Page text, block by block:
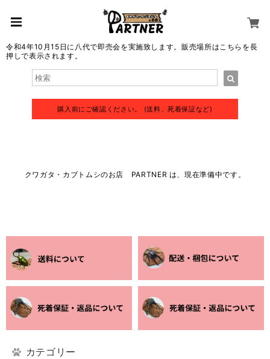
令和4年10月15日に八代で即売会を実施致します。販売場所はこちらを長
押しで表示されます。
購入前にご確認ください。 (送料、死着保証など)
クワガタ・カブトムシのお店 PARTNER は、現在準備中です。
カテゴリー